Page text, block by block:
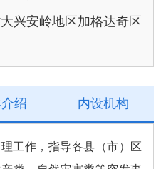
兴安岭地区加格达奇区
绍 内设机构
工作，指导各县（市）区